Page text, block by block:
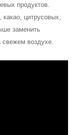
продуктов.
цитрусовых,
заменить
воздухе.